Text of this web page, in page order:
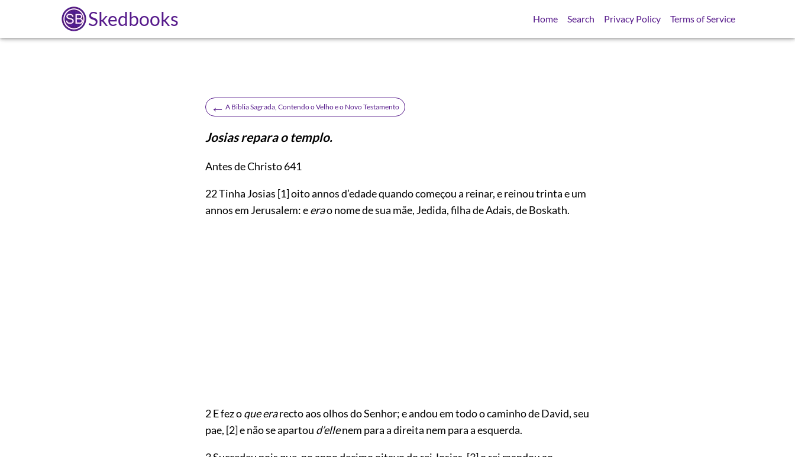
Skedbooks Home Search Privacy Policy Terms of Service
← A Biblia Sagrada, Contendo o Velho e o Novo Testamento
Josias repara o templo.
Antes de Christo 641
22Tinha Josias [1]oito annos d’edade quando começou a reinar, e reinou trinta e um
annos em Jerusalem: eerao nome de sua mãe, Jedida, filha de Adais, de Boskath.
2 E fez oque erarecto aos olhos do Senhor; e andou em todo o caminho de David, seu
pae, [2]e não se apartou d’ellenem para a direita nem para a esquerda.